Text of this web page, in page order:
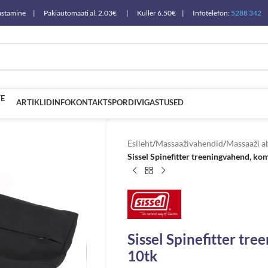
tagastamine | Pakiautomaati al. 2.03€ | Kuller 6.50€ | Infotelefon: 5288 342
ARTIKLIDINFOKONTAKTSPORDIVIGASTUSED
Esileht/Massaaživahendid/Massaaži
Sissel Spinefitter treeningvahend,
Sissel Spinefitter
10tk